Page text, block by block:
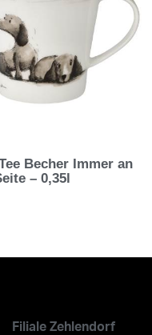
Becher Immer an
– 0,35l
Filiale Zehlendorf